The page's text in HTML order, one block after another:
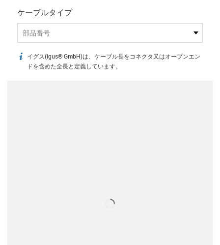
ケーブルタイプ
部品番号
igus-icon-info
イグス(igus® GmbH)は、ケーブル長をコネクタ又はオープンエン
ドを含めた全長と定義しています。